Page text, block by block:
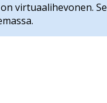
virtuaalihevonen.